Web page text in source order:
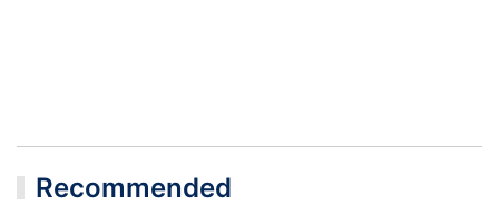
Recommended